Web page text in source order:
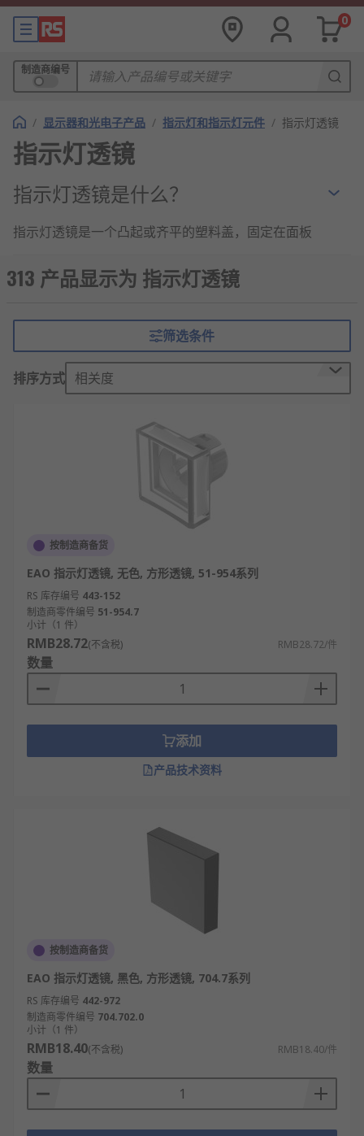
0
制造商编号
/ 显示器和光电子产品 / 指示灯和指示灯元件 / 指示灯透镜
指示灯透镜
指示灯透镜是什么？
指示灯透镜是一个凸起或齐平的塑料盖，固定在面板
指示灯透镜的作用
指示灯透镜有助于保护指示灯内的灯泡。彩色镜片还
将灯泡发出的白光变成特定的颜色。颜色用于提醒人
们注意特定的动作，如：红色表示停止、绿色表示开
始。
指示灯透镜的应用
装配线
农业设备
RS 欧时为您提供了不同品牌的指示灯透镜，如
APEM、Honeywell、Dialight、Sloan等多款不同规
格、型号的产品供您挑选，从而满足不同的应用场景
需求。
欢迎查看和订购欧时电子的指示灯透镜及相关产品，
313 产品显示为 指示灯透镜
筛选条件
排序方式 相关度
按制造商备货
EAO 指示灯透镜, 无色, 方形透镜, 51-954系列
RS 库存编号 443-152
制造商零件编号 51-954.7
小计（1 件）
RMB28.72(不含税) RMB28.72/件
数量
添加
产品技术资料
按制造商备货
EAO 指示灯透镜, 黑色, 方形透镜, 704.7系列
RS 库存编号 442-972
制造商零件编号 704.702.0
小计（1 件）
RMB18.40(不含税) RMB18.40/件
数量